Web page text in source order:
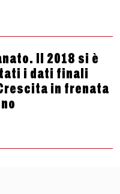
Il 2018 si è
i dati finali
in frenata